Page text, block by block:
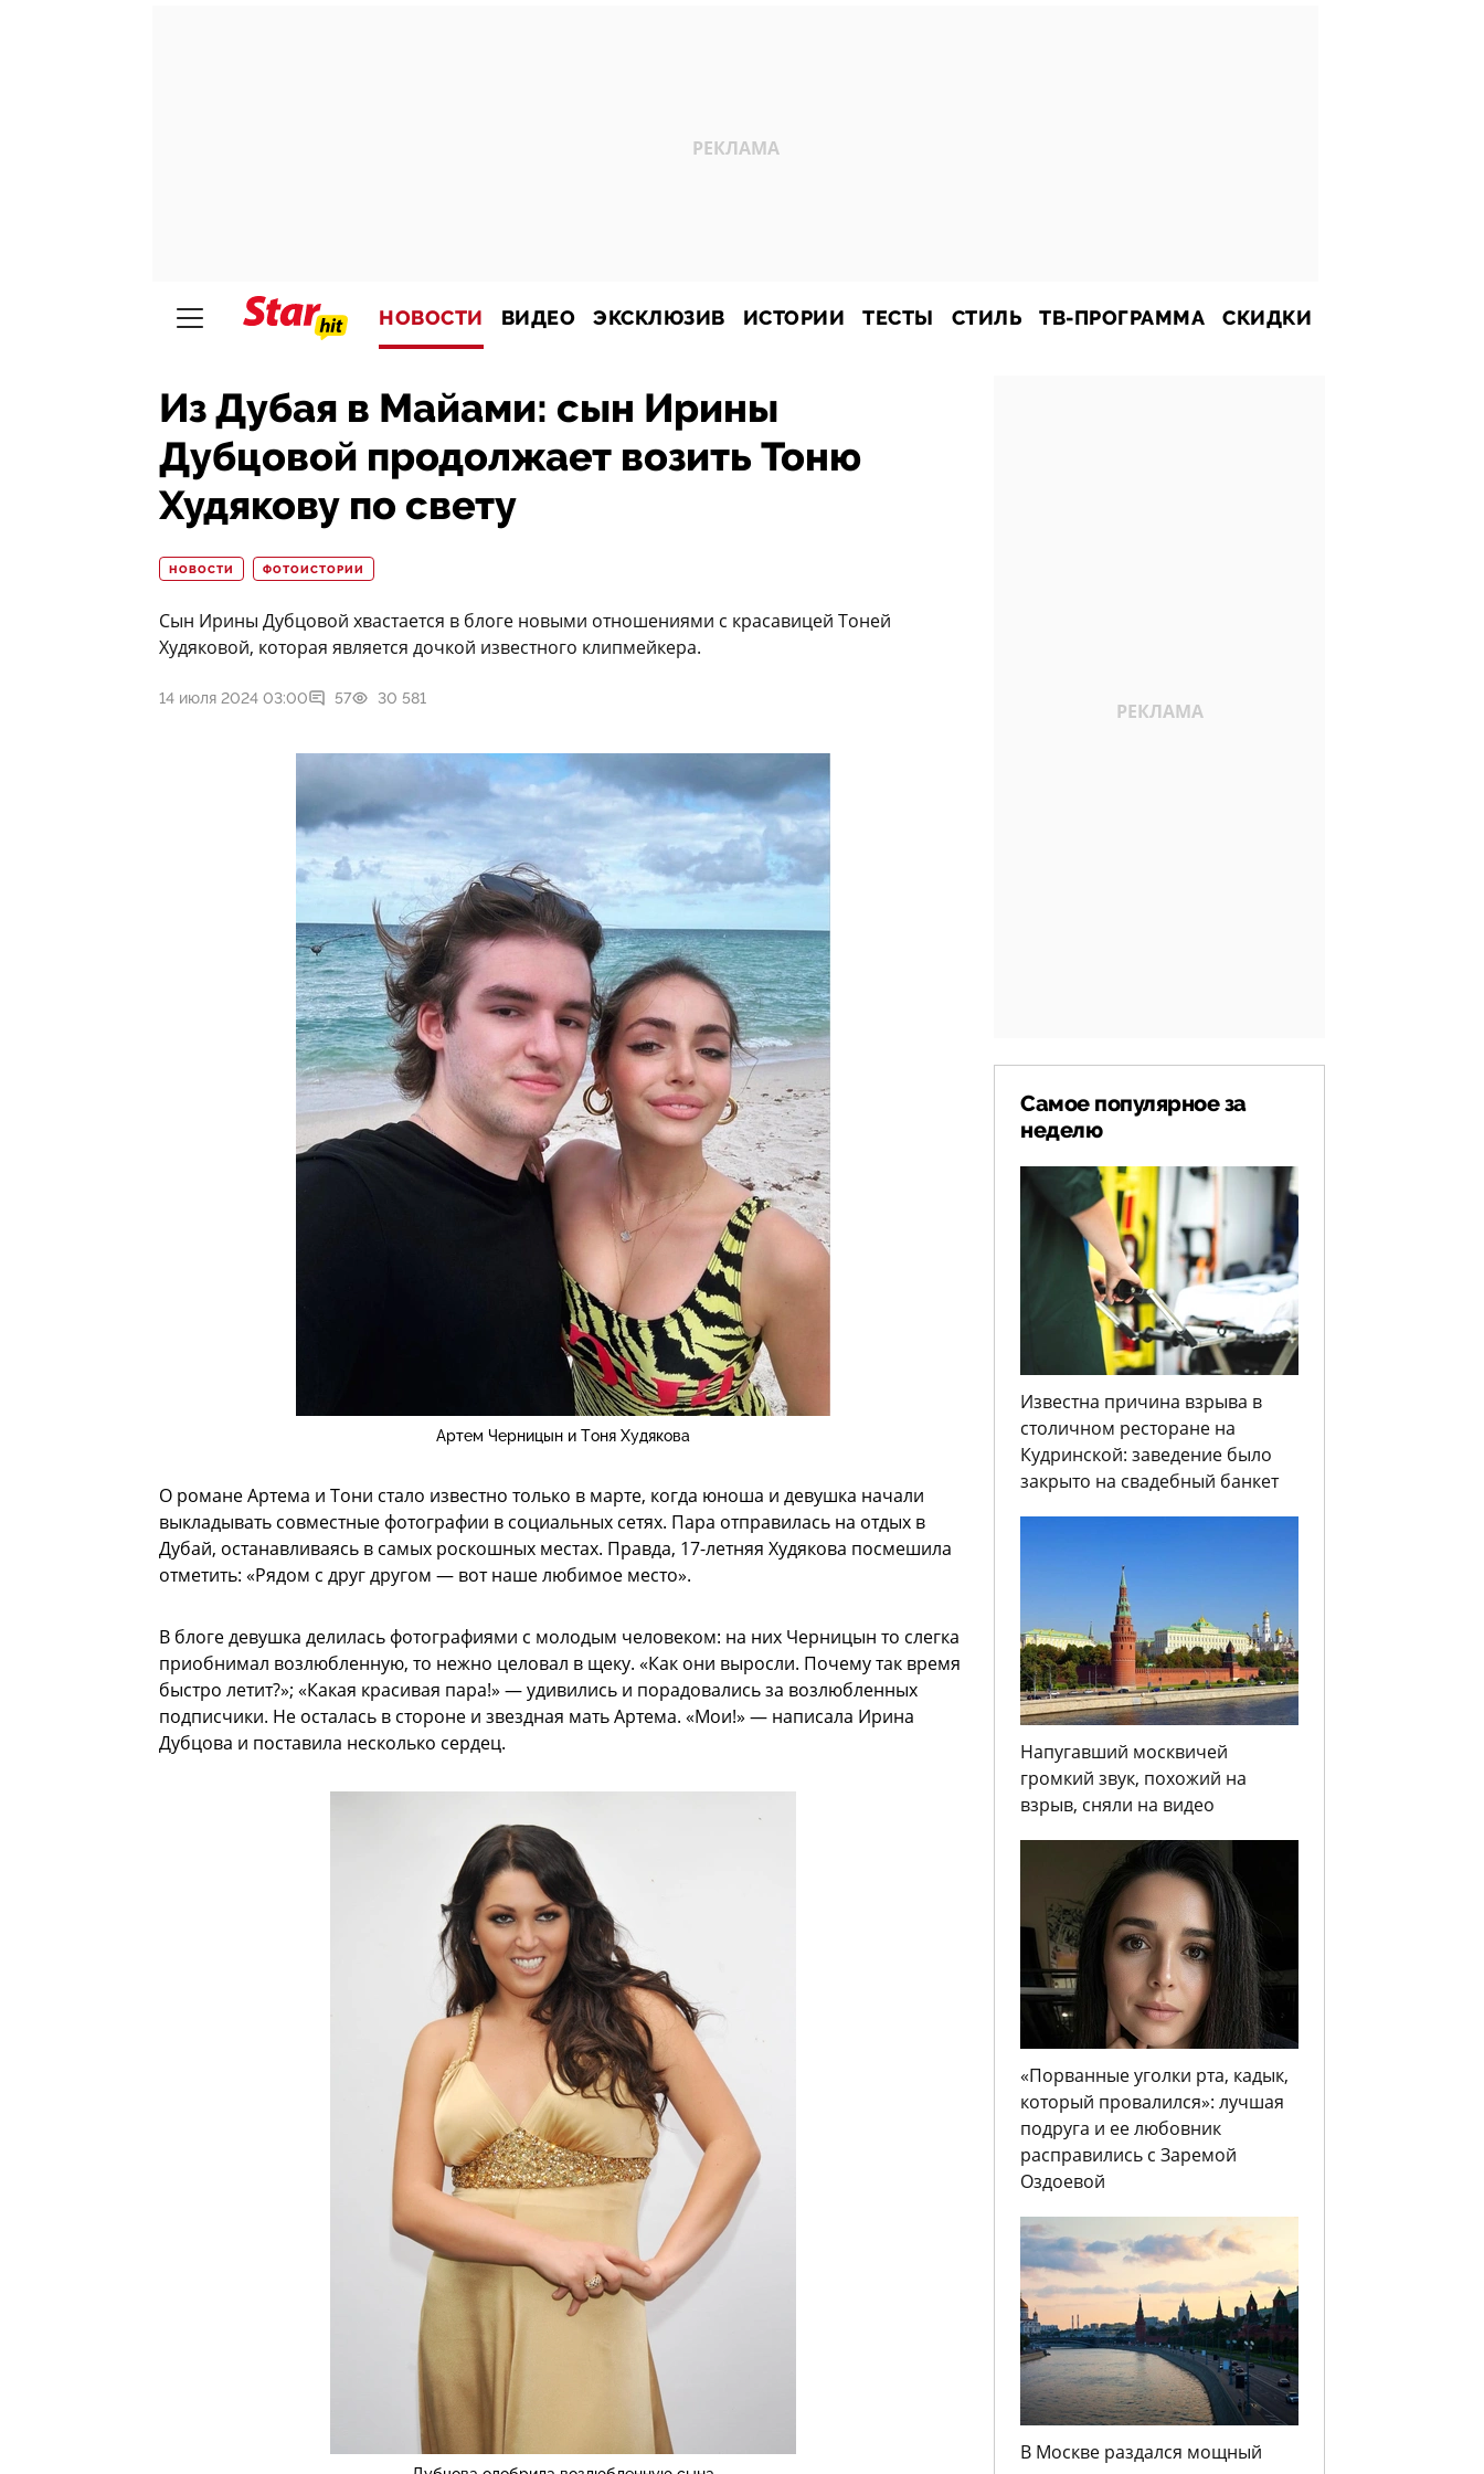
НОВОСТИ ВИДЕО ЭКСКЛЮЗИВ ИСТОРИИ ТЕСТЫ СТИЛЬ ТВ-ПРОГРАММА СКИДКИ
Из Дубая в Майами: сын Ирины
Дубцовой продолжает возить Тоню
Худякову по свету
НОВОСТИ ФОТОИСТОРИИ
Сын Ирины Дубцовой хвастается в блоге новыми отношениями с красавицей Тоней
Худяковой, которая является дочкой известного клипмейкера.
14 июля 2024 03:00 57 30 581
Артем Черницын и Тоня Худякова
О романе Артема и Тони стало известно только в марте, когда юноша и девушка начали
выкладывать совместные фотографии в социальных сетях. Пара отправилась на отдых в
Дубай, останавливаясь в самых роскошных местах. Правда, 17-летняя Худякова посмешила
отметить: «Рядом с друг другом — вот наше любимое место».
В блоге девушка делилась фотографиями с молодым человеком: на них Черницын то слегка
приобнимал возлюбленную, то нежно целовал в щеку. «Как они выросли. Почему так время
быстро летит?»; «Какая красивая пара!» — удивились и порадовались за возлюбленных
подписчики. Не осталась в стороне и звездная мать Артема. «Мои!» — написала Ирина
Дубцова и поставила несколько сердец.
Самое популярное за
неделю
Известна причина взрыва в
столичном ресторане на
Кудринской: заведение было
закрыто на свадебный банкет
Напугавший москвичей
громкий звук, похожий на
взрыв, сняли на видео
«Порванные уголки рта, кадык,
который провалился»: лучшая
подруга и ее любовник
расправились с Заремой
Оздоевой
В Москве раздался мощный